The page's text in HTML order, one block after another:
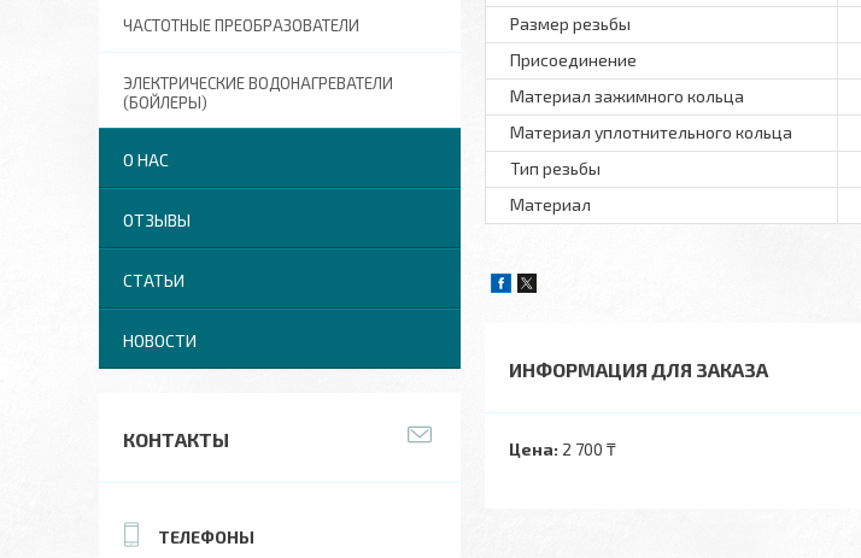
Размер резьбы
Присоединение
Материал зажимного кольца
Материал уплотнительного кольца
Тип резьбы
Материал
ИНФОРМАЦИЯ ДЛЯ ЗАКАЗА
Цена: 2 700 ₸
ЧАСТОТНЫЕ ПРЕОБРАЗОВАТЕЛИ
ЭЛЕКТРИЧЕСКИЕ ВОДОНАГРЕВАТЕЛИ
(БОЙЛЕРЫ)
О НАС
ОТЗЫВЫ
СТАТЬИ
НОВОСТИ
КОНТАКТЫ